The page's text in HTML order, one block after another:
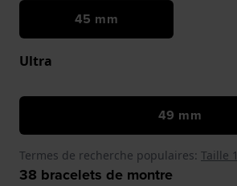
45 mm
Ultra
49 mm
Termes de recherche populaires: Taille 1
38 bracelets de montre